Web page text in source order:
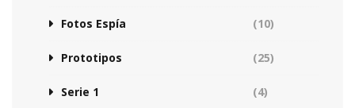
Fotos Espía (10)
Prototipos (25)
Serie 1 (4)